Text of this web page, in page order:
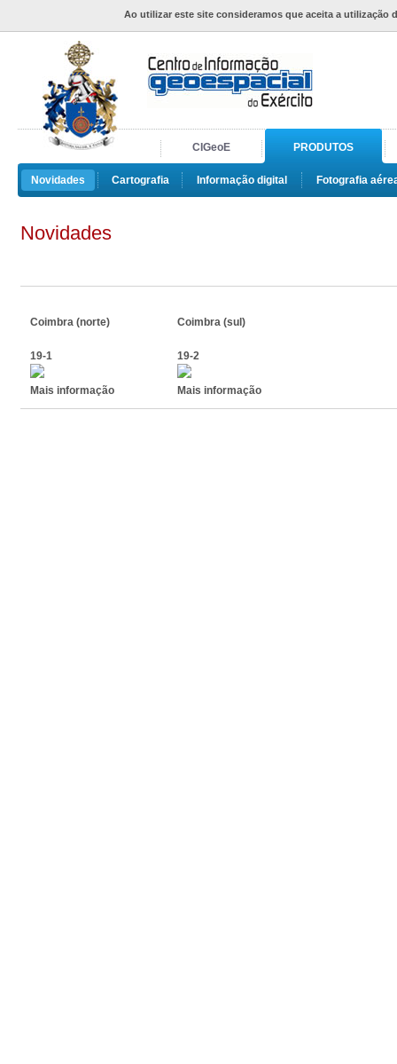
Ao utilizar este site consideramos que aceita a utilização
CIGeoE PRODUTOS
Novidades Cartografia Informação digital Fotografia
Novidades
Coimbra (norte)
19-1
Mais informação
Coimbra (sul)
19-2
Mais informação